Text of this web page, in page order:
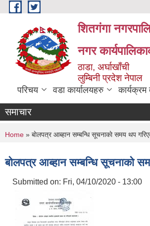
Skip to main content
शितगंगा
नगर
ठाडा, अर्घाखाँची
लुम्बिनी प्रदेश नेपाल
परिचय वडा कार्यालयहरु कार्यक्रम
समाचार
You are here
Home » बाेलपत्र आब्हान सम्बन्धि सूचनाकाे समय थप
बाेलपत्र आब्हान सम्बन्धि सूचनाकाे
Submitted on: Fri, 04/10/2020 - 13:00